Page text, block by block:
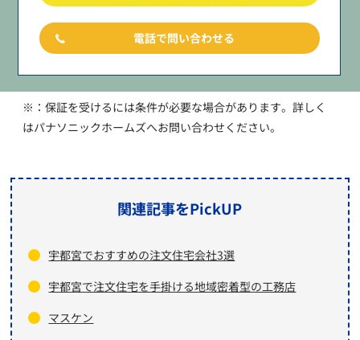
電話で問い合わせる
※：保証を受けるには条件が必要な場合があります。詳しく
はパナソニックホームズへお問い合わせください。
関連記事をPickUP
宇都宮でおすすめの注文住宅会社3選
宇都宮で注文住宅を手掛ける地域密着型の工務店
マスケン